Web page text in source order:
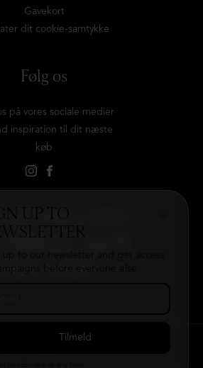
UP TO
Gavekort
dit cookie-samtykke
Følg os
på vores sociale medier
inspiration til dit næste
køb
dig vores
og få